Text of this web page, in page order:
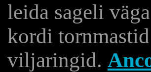
leida sageli
kordi
viljaringid.